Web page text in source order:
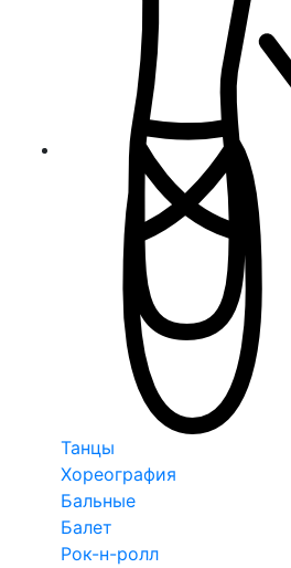
Танцы
Хореография
Бальные
Балет
Рок-н-ролл